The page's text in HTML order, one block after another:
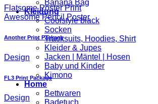
Banana Bag
Kleidung
Coolstyle black
Socken
Tracksuits, Hoodies, Shirt
Kleider & Jupes
Jacken | Mäntel | Hosen
Baby und Kinder
Kimono
Home
Bettwaren
Badetuch
Flatsome Poster Print
Awesome Pencil Poster
Another Print Package
Design
FL3 Print Package
Design